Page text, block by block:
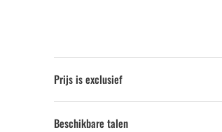
Prijs is exclusief
Beschikbare talen